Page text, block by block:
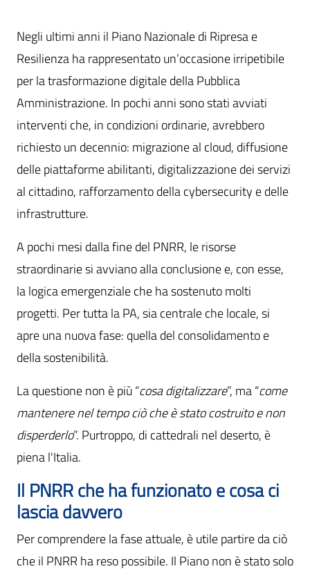
Negli ultimi anni il Piano Nazionale di Ripresa e
Resilienza ha rappresentato un’occasione irripetibile
per la trasformazione digitale della Pubblica
Amministrazione. In pochi anni sono stati avviati
interventi che, in condizioni ordinarie, avrebbero
richiesto un decennio: migrazione al cloud, diffusione
delle piattaforme abilitanti, digitalizzazione dei servizi
al cittadino, rafforzamento della cybersecurity e delle
infrastrutture.
A pochi mesi dalla fine del PNRR, le risorse
straordinarie si avviano alla conclusione e, con esse,
la logica emergenziale che ha sostenuto molti
progetti. Per tutta la PA, sia centrale che locale, si
apre una nuova fase: quella del consolidamento e
della sostenibilità.
La questione non è più “cosa digitalizzare”, ma “come
mantenere nel tempo ciò che è stato costruito e non
disperderlo”. Purtroppo, di cattedrali nel deserto, è
piena l'Italia.
Il PNRR che ha funzionato e cosa ci
lascia davvero
Per comprendere la fase attuale, è utile partire da ciò
che il PNRR ha reso possibile. Il Piano non è stato solo